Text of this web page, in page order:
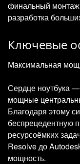
финальный монтаж
разработка
Ключевые
Максимальная
Сердце ноутбука
мощные
Благодаря этому
беспрецедентную
ресурсоёмких
Resolve до
мощность.